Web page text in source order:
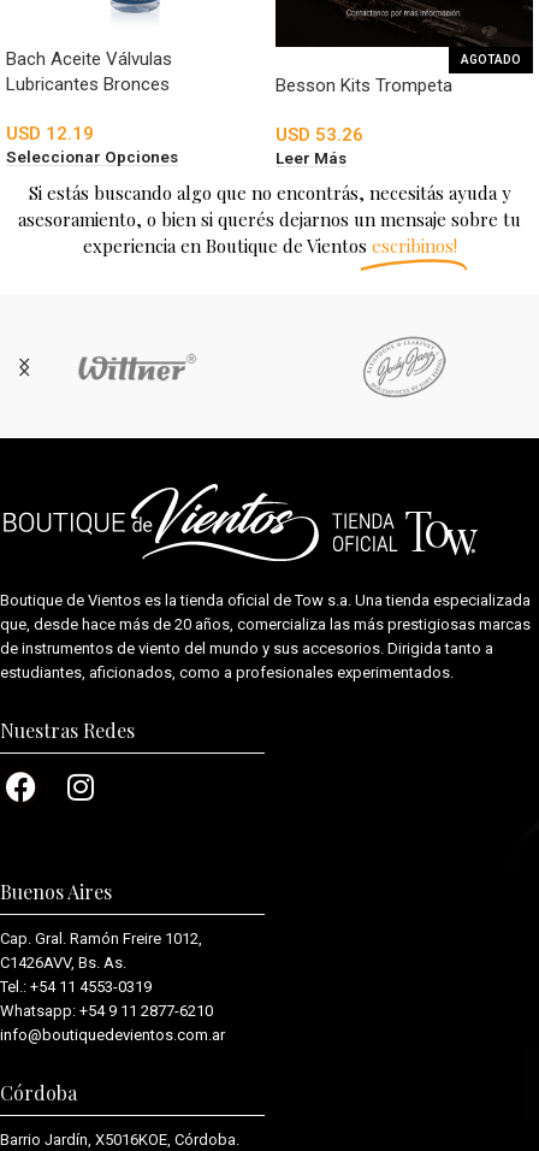
Bach Aceite Válvulas
Lubricantes Bronces
USD 12.19
Seleccionar Opciones
AGOTADO
Besson Kits Trompeta
USD 53.26
Leer Más
Si estás buscando algo que no encontrás, necesitás ayuda y
asesoramiento, o bien si querés dejarnos un mensaje sobre tu
experiencia en Boutique de Vientos escribinos!
Boutique de Vientos es la tienda oficial deTow s.a. Una tienda especializada
que, desde hace más de 20 años, comercializa las más prestigiosas marcas
de instrumentos de viento del mundo y sus accesorios. Dirigida tanto a
estudiantes, aficionados, como a profesionales experimentados.
Nuestras Redes
Buenos Aires
Cap. Gral. Ramón Freire 1012,
C1426AVV, Bs. As.
Tel.: +54 11 4553-0319
Whatsapp: +54 9 11 2877-6210
info@boutiquedevientos.com.ar
Córdoba
Barrio Jardín, X5016KOE, Córdoba.